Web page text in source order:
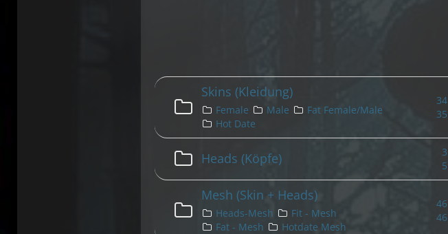
Skins (Kleidung)
Female Male
Fat Female/Male
Hot Date
34
35
Heads (Köpfe) 3
5
Mesh (Skin + Heads)
Heads-Mesh
Fit - Mesh
Fat - Mesh
Hotdate Mesh
46
46